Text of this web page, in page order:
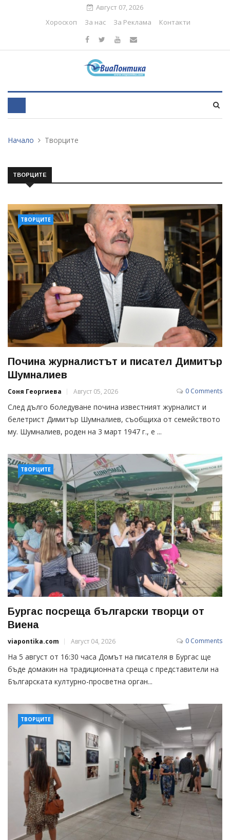
Август 07, 2026
Хороскоп
За нас За Реклама Контакти
Начало Творците
ТВОРЦИТЕ
ТВОРЦИТЕ
Почина журналистът и писател Димитър
Шумналиев
Соня Георгиева Август 05, 2026 0 Comments
След дълго боледуване почина известният журналист и
белетрист Димитър Шумналиев, съобщиха от семейството
му. Шумналиев, роден на 3 март 1947 г., е ...
ТВОРЦИТЕ
Бургас посреща български творци от
Виена
viapontika.com Август 04, 2026 0 Comments
На 5 август от 16:30 часа Домът на писателя в Бургас ще
бъде домакин на традиционната среща с представители на
Българската културно-просветна орган...
ТВОРЦИТЕ